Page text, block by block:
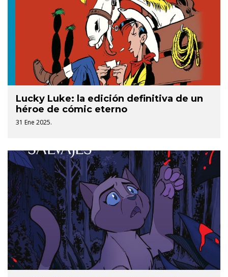
Lucky Luke: la edición definitiva de un
héroe de cómic eterno
31 Ene 2025.